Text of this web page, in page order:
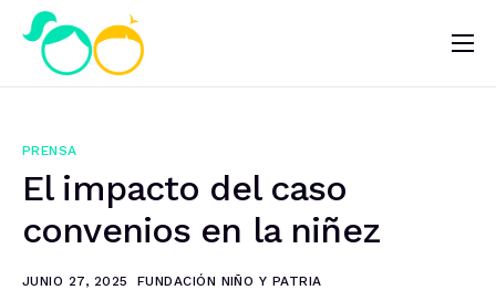
Nosotros
Noticias
¿Quieres ayudar?
PRENSA
El impacto del caso
convenios en la niñez
JUNIO 27, 2025 FUNDACIÓN NIÑO Y PATRIA